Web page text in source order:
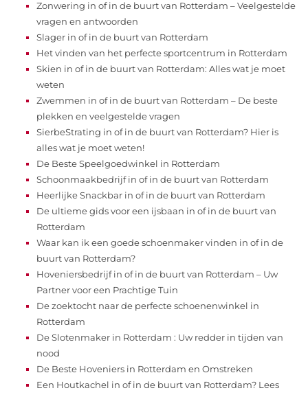
Zonwering in of in de buurt van Rotterdam – Veelgestelde
vragen en antwoorden
Slager in of in de buurt van Rotterdam
Het vinden van het perfecte sportcentrum in Rotterdam
Skien in of in de buurt van Rotterdam: Alles wat je moet
weten
Zwemmen in of in de buurt van Rotterdam – De beste
plekken en veelgestelde vragen
SierbeStrating in of in de buurt van Rotterdam? Hier is
alles wat je moet weten!
De Beste Speelgoedwinkel in Rotterdam
Schoonmaakbedrijf in of in de buurt van Rotterdam
Heerlijke Snackbar in of in de buurt van Rotterdam
De ultieme gids voor een ijsbaan in of in de buurt van
Rotterdam
Waar kan ik een goede schoenmaker vinden in of in de
buurt van Rotterdam?
Hoveniersbedrijf in of in de buurt van Rotterdam – Uw
Partner voor een Prachtige Tuin
De zoektocht naar de perfecte schoenenwinkel in
Rotterdam
De Slotenmaker in Rotterdam : Uw redder in tijden van
nood
De Beste Hoveniers in Rotterdam en Omstreken
Een Houtkachel in of in de buurt van Rotterdam? Lees